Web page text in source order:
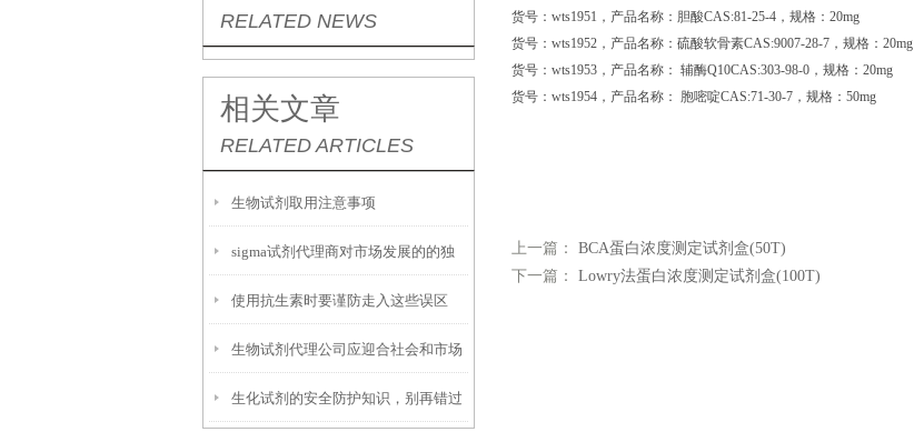
RELATED NEWS
相关文章
RELATED ARTICLES
生物试剂取用注意事项
sigma试剂代理商对市场发展的的独
特认知
使用抗生素时要谨防走入这些误区
生物试剂代理公司应迎合社会和市场
的发展潮流
生化试剂的安全防护知识，别再错过
货号：wts1951，产品名称：胆酸CAS:81-25-4，规格：20mg
货号：wts1952，产品名称：硫酸软骨素CAS:9007-28-7，规格：20mg
货号：wts1953，产品名称： 辅酶Q10CAS:303-98-0，规格：20mg
货号：wts1954，产品名称： 胞嘧啶CAS:71-30-7，规格：50mg
上一篇： BCA蛋白浓度测定试剂盒(50T)
下一篇： Lowry法蛋白浓度测定试剂盒(100T)